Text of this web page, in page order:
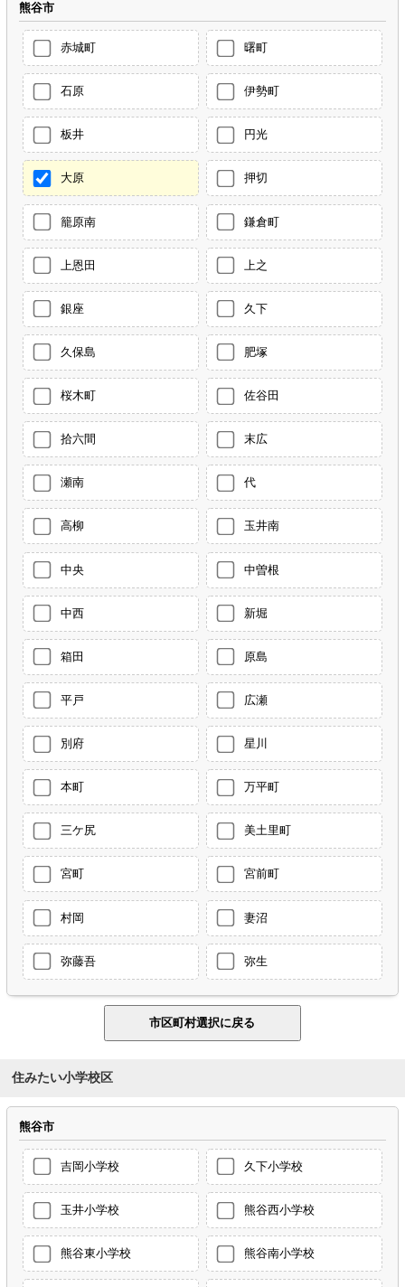
熊谷市
赤城町 曙町
石原 伊勢町
板井 円光
大原 押切
籠原南 鎌倉町
上恩田 上之
銀座 久下
久保島 肥塚
桜木町 佐谷田
拾六間 末広
瀬南 代
高柳 玉井南
中央 中曽根
中西 新堀
箱田 原島
平戸 広瀬
別府 星川
本町 万平町
三ケ尻 美土里町
宮町 宮前町
村岡 妻沼
弥藤吾 弥生
住みたい小学校区
熊谷市
吉岡小学校 久下小学校
玉井小学校 熊谷西小学校
熊谷東小学校 熊谷南小学校